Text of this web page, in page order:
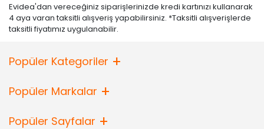
Evidea'dan vereceğiniz siparişlerinizde kredi kartınızı kullanarak
4 aya varan taksitli alışveriş yapabilirsiniz. *Taksitli alışverişlerde
taksitli fiyatımız uygulanabilir.
Popüler Kategoriler
Popüler Markalar
Popüler Sayfalar